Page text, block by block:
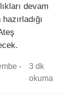
devam
-
3 dk
okuma